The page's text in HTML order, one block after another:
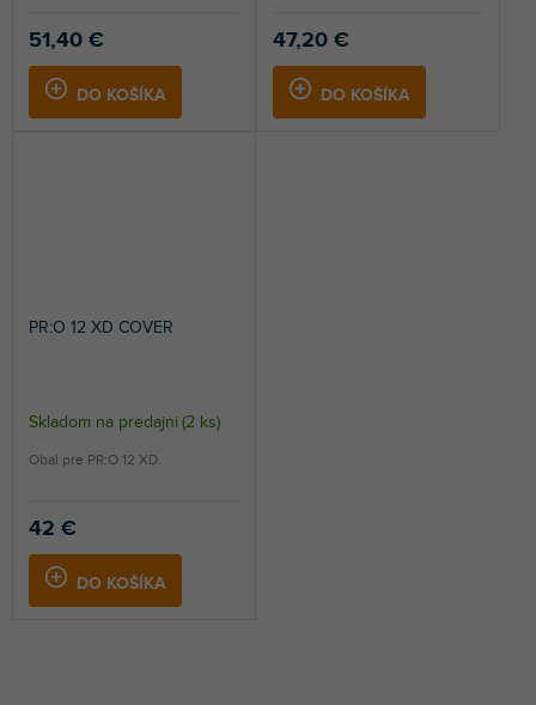
51,40 €
DO KOŠÍKA
47,20 €
DO KOŠÍKA
PR:O 12 XD COVER
Skladom na predajni (2 ks)
42 €
DO KOŠÍKA
Obal pre PR:O 12 XD.